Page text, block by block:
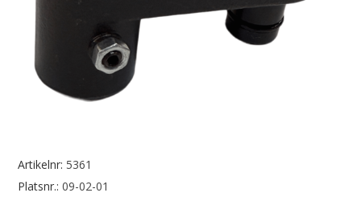
Artikelnr: 5361
Platsnr.: 09-02-01